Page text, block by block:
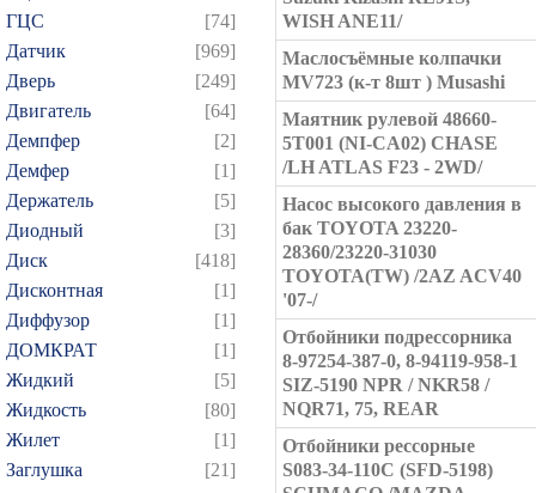
ГЦС
[74]
Датчик
[969]
Дверь
[249]
Двигатель
[64]
Демпфер
[2]
Демфер
[1]
Держатель
[5]
Диодный
[3]
Диск
[418]
Дисконтная
[1]
Диффузор
[1]
ДОМКРАТ
[1]
Жидкий
[5]
Жидкость
[80]
Жилет
[1]
Заглушка
[21]
WISH ANE11/
Маслосъёмные колпачки
MV723 (к-т 8шт ) Musashi
Маятник рулевой 48660-
5T001 (NI-CA02) CHASE
/LH ATLAS F23 - 2WD/
Насос высокого давления в
бак TOYOTA 23220-
28360/23220-31030
TOYOTA(TW) /2AZ ACV40
'07-/
Отбойники подрессорника
8-97254-387-0, 8-94119-958-1
SIZ-5190 NPR / NKR58 /
NQR71, 75, REAR
Отбойники рессорные
S083-34-110C (SFD-5198)